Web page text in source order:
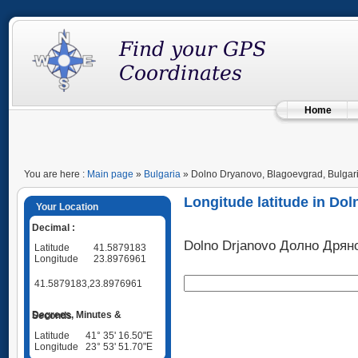
Home
You are here : Main page » Bulgaria » Dolno Dryanovo, Blagoevgrad,
Your Location
Decimal :
Latitude
41.5879183
Longitude
23.8976961
41.5879183,23.8976961
Degrees, Minutes & Seconds
Latitude
41° 35' 16.50"E
Longitude
23° 53' 51.70"E
Longitude latitude in
Dolno Drjanovo Долно